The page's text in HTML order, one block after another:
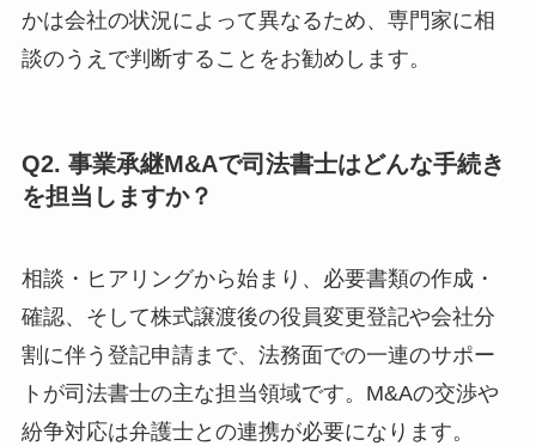
かは会社の状況によって異なるため、専門家に相
談のうえで判断することをお勧めします。
Q2. 事業承継M&Aで司法書士はどんな手続き
を担当しますか？
相談・ヒアリングから始まり、必要書類の作成・
確認、そして株式譲渡後の役員変更登記や会社分
割に伴う登記申請まで、法務面での一連のサポー
トが司法書士の主な担当領域です。M&Aの交渉や
紛争対応は弁護士との連携が必要になります。